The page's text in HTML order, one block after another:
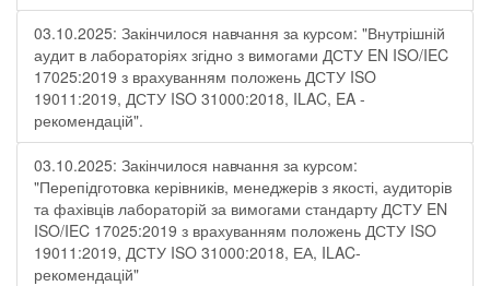
03.10.2025: Закінчилося навчання за курсом: "Внутрішній
аудит в лабораторіях згідно з вимогами ДСТУ EN ISO/IEC
17025:2019 з врахуванням положень ДСТУ ISO
19011:2019, ДСТУ ISO 31000:2018, ILAC, EA -
рекомендацій".
03.10.2025: Закінчилося навчання за курсом:
"Перепідготовка керівників, менеджерів з якості, аудиторів
та фахівців лабораторій за вимогами стандарту ДСТУ EN
ISO/IEC 17025:2019 з врахуванням положень ДСТУ ISO
19011:2019, ДСТУ ISO 31000:2018, ЕА, ILAC-
рекомендацій"